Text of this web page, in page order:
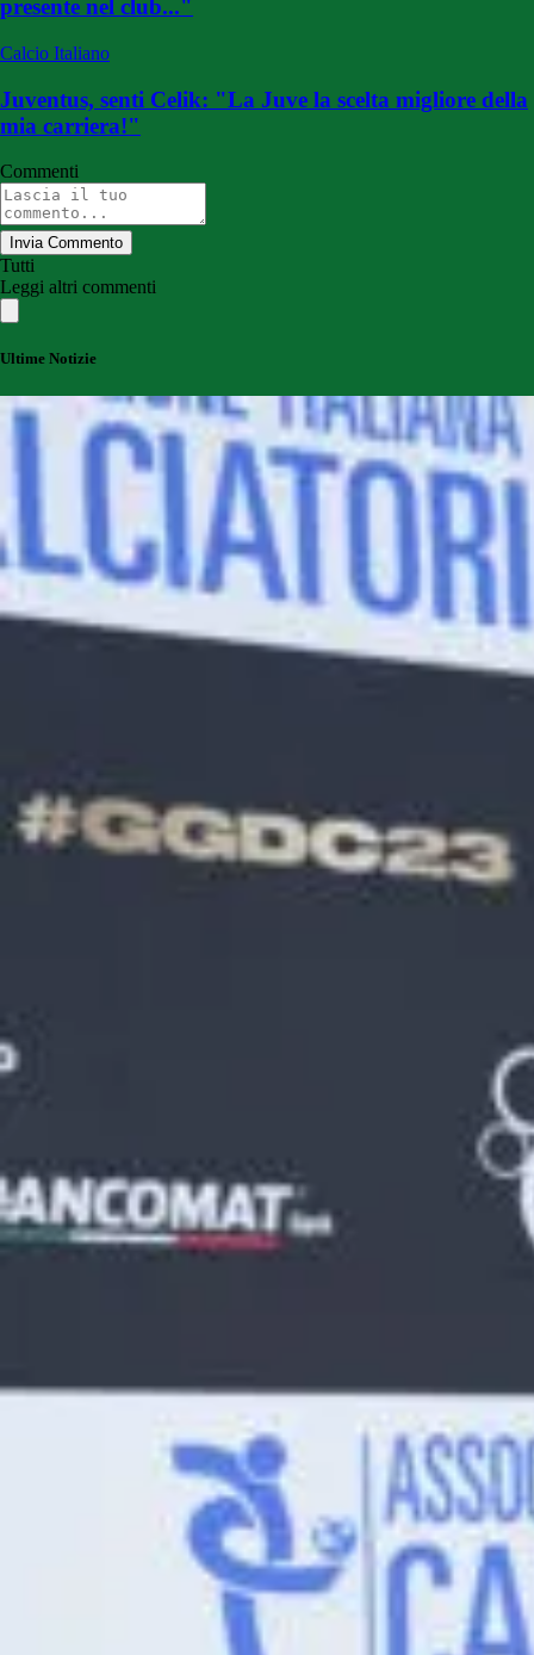
presente nel club..."
Calcio Italiano
Juventus, senti Celik: "La Juve la scelta migliore della
mia carriera!"
Commenti
Invia Commento
Tutti
Leggi altri commenti
Ultime Notizie